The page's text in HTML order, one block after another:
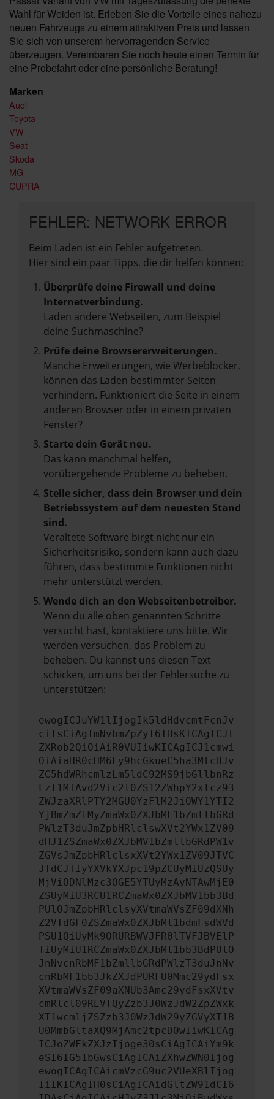
Wahl für Weiden ist. Erleben Sie die Vorteile eines nahezu
neuen Fahrzeugs zu einem attraktiven Preis und lassen
Sie sich von unserem hervorragenden Service
überzeugen. Vereinbaren Sie noch heute einen Termin für
eine Probefahrt oder eine persönliche Beratung!
Marken
Audi
Toyota
VW
Seat
Škoda
MG
CUPRA
FEHLER: NETWORK ERROR
Beim Laden ist ein Fehler aufgetreten.
Hier sind ein paar Tipps, die dir helfen können:
Überprüfe deine Firewall und deine
Internetverbindung.
Laden andere Webseiten, zum Beispiel
deine Suchmaschine?
Prüfe deine Browsererweiterungen.
Manche Erweiterungen, wie Werbeblocker,
können das Laden bestimmter Seiten
verhindern. Funktioniert die Seite in einem
anderen Browser oder in einem privaten
Fenster?
Starte dein Gerät neu.
Das kann manchmal helfen,
vorübergehende Probleme zu beheben.
Stelle sicher, dass dein Browser und dein
Betriebssystem auf dem neuesten Stand
sind.
Veraltete Software birgt nicht nur ein
Sicherheitsrisiko, sondern kann auch dazu
führen, dass bestimmte Funktionen nicht
mehr unterstützt werden.
Wende dich an den Webseitenbetreiber.
Wenn du alle oben genannten Schritte
versucht hast, kontaktiere uns bitte. Wir
werden versuchen, das Problem zu
beheben. Du kannst uns diesen Text
schicken, um uns bei der Fehlersuche zu
unterstützen:
ewogICJuYW1lIjogIk5ldHdvcmtFcnJv
ciIsCiAgImNvbmZpZyI6IHsKICAgICJt
ZXRob2QiOiAiR0VUIiwKICAgICJ1cmwi
OiAiaHR0cHM6Ly9hcGkueC5ha3MtcHJv
ZC5hdWRhcmlzLm5ldC92MS9jbGllbnRz
LzI1MTAvd2Vic2l0ZS12ZWhpY2xlcz93
ZWJzaXRlPTY2MGU0YzFlM2JiOWY1YTI2
YjBmZmZlMyZmaWx0ZXJbMF1bZmllbGRd
PWlzT3duJmZpbHRlclswXVt2YWx1ZV09
dHJ1ZSZmaWx0ZXJbMV1bZmllbGRdPW1v
ZGVsJmZpbHRlclsxXVt2YWx1ZV09JTVC
JTdCJTIyYXVkYXJpc19pZCUyMiUzQSUy
MjViODNlMzc3OGE5YTUyMzAyNTAwMjE0
ZSUyMiU3RCU1RCZmaWx0ZXJbMV1bb3Bd
PUlOJmZpbHRlclsyXVtmaWVsZF09dXNh
Z2VTdGF0ZSZmaWx0ZXJbMl1bdmFsdWVd
PSU1QiUyMk9ORURBWVJFR0lTVFJBVElP
TiUyMiU1RCZmaWx0ZXJbMl1bb3BdPUlO
JnNvcnRbMF1bZmllbGRdPWlzT3duJnNv
cnRbMF1bb3JkZXJdPURFU0Mmc29ydFsx
XVtmaWVsZF09aXNUb3Amc29ydFsxXVtv
cmRlcl09REVTQyZzb3J0WzJdW2ZpZWxk
XT1wcmljZSZzb3J0WzJdW29yZGVyXT1B
U0MmbGltaXQ9MjAmc2tpcD0wIiwKICAg
ICJoZWFkZXJzIjoge30sCiAgICAiYm9k
eSI6IG51bGwsCiAgICAiZXhwZWN0Ijog
ewogICAgICAicmVzcG9uc2VUeXBlIjog
IiIKICAgIH0sCiAgICAidGltZW91dCI6